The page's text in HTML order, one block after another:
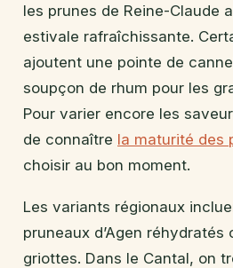
les prunes de Reine-Claude
estivale rafraîchissante.
ajoutent une pointe de
soupçon de rhum pour les
Pour varier encore les
de connaître la maturité des
choisir au bon moment.
Les variants régionaux
pruneaux d’Agen réhydratés
griottes. Dans le Cantal, on